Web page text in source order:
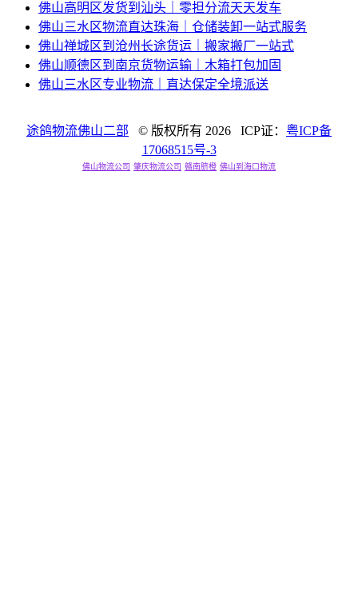
佛山高明区发货到汕头｜零担分流天天发车
佛山三水区物流直达珠海｜仓储装卸一站式服务
佛山禅城区到沧州长途货运｜搬家搬厂一站式
佛山顺德区到南京货物运输｜木箱打包加固
佛山三水区专业物流｜直达保定全境派送
途鸽物流佛山二部 © 版权所有 2026 ICP证： 粤ICP备
17068515号-3
佛山物流公司 肇庆物流公司 赣南脐橙 佛山到海口物流